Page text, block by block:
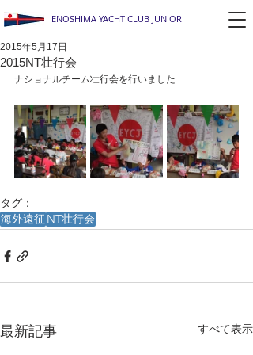
ENOSHIMA YACHT CLUB JUNIOR
2015NT壮行会
2015年5月17日
ナショナルチーム壮行会を行いました
タグ：
海外遠征 NT壮行会
最新記事 すべて表示